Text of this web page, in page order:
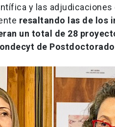
y las
resaltando las de los
un total de 28
de